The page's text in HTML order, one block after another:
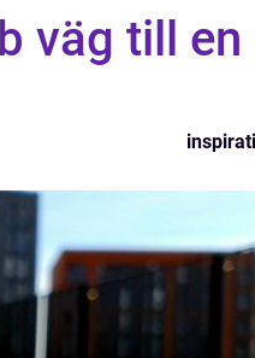
väg till en